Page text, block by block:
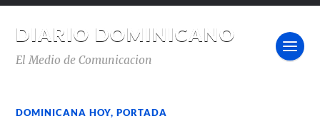
DIARIO DOMINICANO
El Medio de Comunicacion
DOMINICANA HOY,PORTADA